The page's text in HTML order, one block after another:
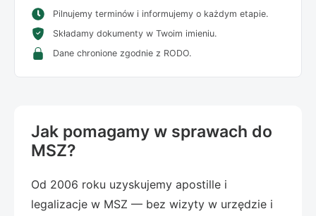
Pilnujemy terminów i informujemy o każdym etapie.
Składamy dokumenty w Twoim imieniu.
Dane chronione zgodnie z RODO.
Jak pomagamy w sprawach do
MSZ?
Od 2006 roku uzyskujemy apostille i
legalizacje w MSZ — bez wizyty w urzędzie i